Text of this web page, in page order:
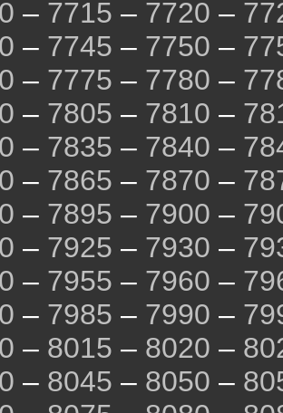
– 7715 – 7720 –
– 7745 – 7750 –
– 7775 – 7780 –
– 7805 – 7810 –
– 7835 – 7840 –
– 7865 – 7870 –
– 7895 – 7900 –
– 7925 – 7930 –
– 7955 – 7960 –
– 7985 – 7990 –
– 8015 – 8020 –
– 8045 – 8050 –